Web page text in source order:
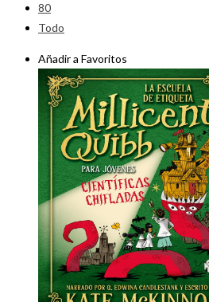
80
Todo
Añadir a Favoritos